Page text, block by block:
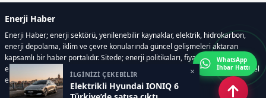
İLGİNİZİ ÇEKEBİLİR
Elektrikli Hyundai IONIQ 6
×
Enerji Haber
Enerji Haber; enerji sektörü, yenilenebilir kaynaklar, elektrik, hidrokarbon,
enerji depolama, iklim ve çevre konularında güncel gelişmeleri aktaran
kapsamlı bir haber portalıdır. Sitede; enerji politikaları, fiyat hareketleri,
elektrik kesintileri, yeni teknolojiler, nükleer enerji, elektrikli araçlar ve küresel
enerji krizleri gibi başlıklar öne çıkar.
WhatsApp
İhbar Hattı